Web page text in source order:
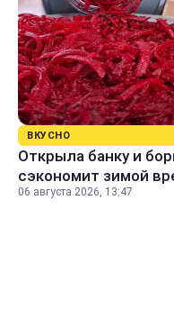
ВКУСНО
Открыла банку и
сэкономит зимой
06 августа 2026, 13:47